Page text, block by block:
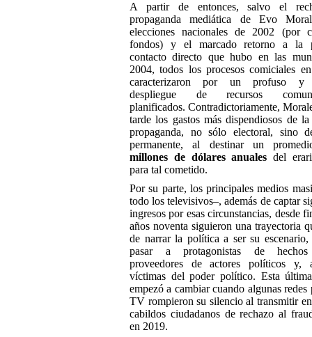
A partir de entonces, salvo el
propaganda mediática de Evo
elecciones nacionales de 2002 (por
fondos) y el marcado retorno a la
contacto directo que hubo en las
2004, todos los procesos comiciales
caracterizaron por un profuso y
despliegue de recursos
planificados. Contradictoriamente,
tarde los gastos más dispendiosos de
propaganda, no sólo electoral, sino
permanente, al destinar un
millones de dólares anuales del
para tal cometido.
Por su parte, los principales medios
todo los televisivos–, además de captar
ingresos por esas circunstancias, desde
años noventa siguieron una trayectoria
de narrar la política a ser su escenario,
pasar a protagonistas de
proveedores de actores políticos
víctimas del poder político. Esta
empezó a cambiar cuando algunas redes
TV rompieron su silencio al transmitir
cabildos ciudadanos de rechazo al
en 2019.